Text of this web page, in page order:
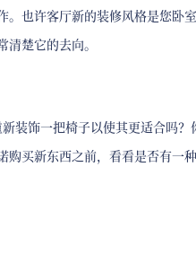
。也许客厅新的装修风格是您卧
楚它的去向。
装饰一把椅子以使其更适合吗
购买新东西之前，看看是否有一